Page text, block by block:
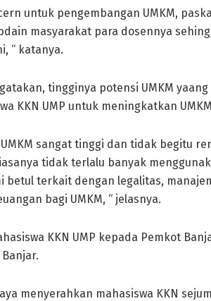
untuk pengembangan UMKM,
masyarakat para dosennya
“ katanya.
tingginya potensi UMKM
KKN UMP untuk meningkatkan
sangat tinggi dan tidak begitu
tidak terlalu banyak
betul terkait dengan legalitas,
bagi UMKM, “ jelasnya.
KKN UMP kepada Pemkot
menyerahkan mahasiswa KKN